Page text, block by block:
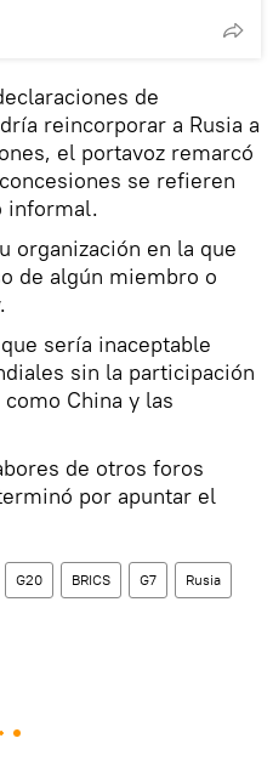
de
reincorporar a Rusia a
el portavoz remarcó
se refieren
informal.
organización en la que
de algún miembro o
sería inaceptable
sin la participación
China y las
de otros foros
por apuntar el
G20 BRICS G7 Rusia